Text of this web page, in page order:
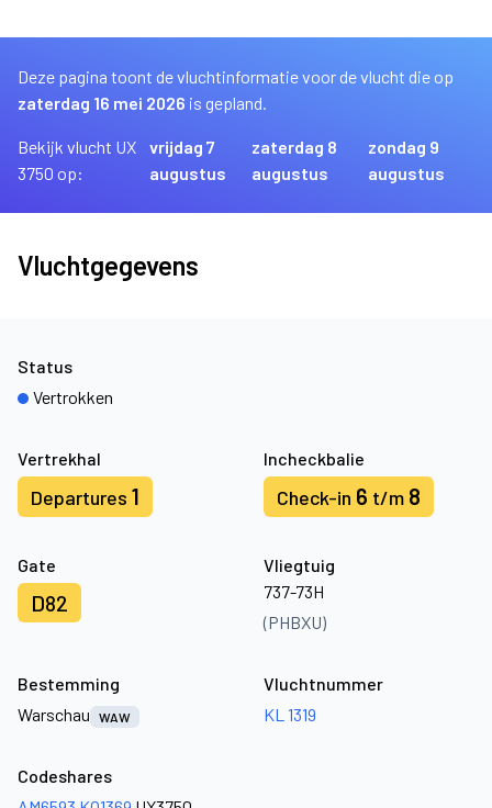
Deze pagina toont de vluchtinformatie voor de vlucht die op
zaterdag 16 mei 2026 is gepland.
Bekijk vlucht UX
3750 op:
vrijdag 7
augustus
zaterdag 8
augustus
zondag 9
augustus
Vluchtgegevens
Vertrekhal
Departures 1
Incheckbalie
Check-in 6 t/m 8
Gate
D82
Vliegtuig
737-73H
(PHBXU)
Status
Vertrokken
Bestemming
Warschau
WAW
Vluchtnummer
KL 1319
Codeshares